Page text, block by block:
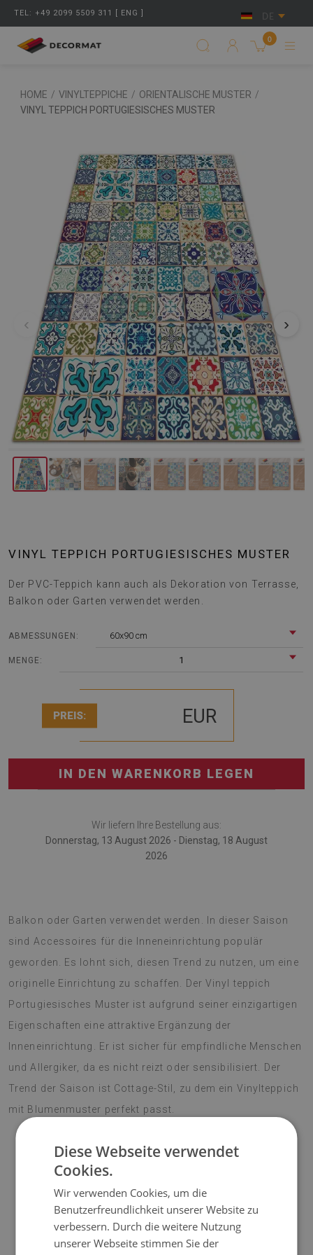
TEL: +49 2099 5509 311 [ ENG ] DE
0
HOME / VINYLTEPPICHE / ORIENTALISCHE MUSTER /
VINYL TEPPICH PORTUGIESISCHES MUSTER
‹ ›
VINYL TEPPICH PORTUGIESISCHES MUSTER
Der PVC-Teppich kann auch als Dekoration von Terrasse,
Balkon oder Garten verwendet werden.
ABMESSUNGEN: 60x90 cm
MENGE: 1
PREIS: EUR
IN DEN WARENKORB LEGEN
Wir liefern Ihre Bestellung aus:
Donnerstag, 13 August 2026 - Dienstag, 18 August
2026
Balkon oder Garten verwendet werden. In dieser Saison
sind Accessoires für die Inneneinrichtung populär
geworden. Es lohnt sich, diesen Trend zu nutzen, um eine
originelle Einrichtung zu schaffen. Der Vinyl teppich
Portugiesisches Muster ist aufgrund seiner einzigartigen
Eigenschaften eine attraktive Ergänzung der
Inneneinrichtung. Er ist sicher für empfindliche Menschen
und Allergiker, da es nicht reizt oder sensibilisiert. Der
Trend der Saison ist Cottage-Stil, zu dem ein Vinylteppich
mit Blumenmuster perfekt passt.
Material: Vinyl verstärkt mit PES-Netz;
Diese Webseite verwendet
Cookies.
Wir verwenden Cookies, um die
Benutzerfreundlichkeit unserer Website zu
verbessern. Durch die weitere Nutzung
unserer Webseite stimmen Sie der